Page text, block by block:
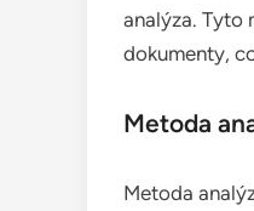
analýza. Tyto
dokumenty,
Metoda
Metoda